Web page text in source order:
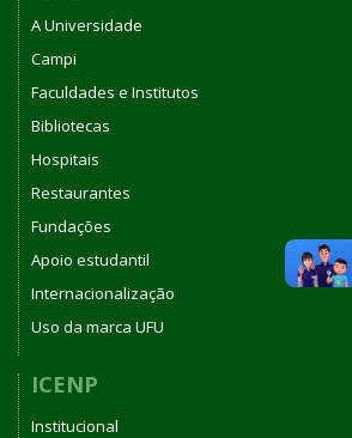
A Universidade
Campi
Faculdades e Institutos
Bibliotecas
Hospitais
Restaurantes
Fundações
Apoio estudantil
Internacionalização
Uso da marca UFU
ICENP
Institucional